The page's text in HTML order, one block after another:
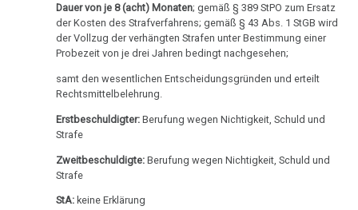
Dauer von je 8 (acht) Monaten; gemäß § 389 StPO zum Ersatz
der Kosten des Strafverfahrens; gemäß § 43 Abs. 1 StGB wird
der Vollzug der verhängten Strafen unter Bestimmung einer
Probezeit von je drei Jahren bedingt nachgesehen;
samt den wesentlichen Entscheidungsgründen und erteilt
Rechtsmittelbelehrung.
Erstbeschuldigter: Berufung wegen Nichtigkeit, Schuld und
Strafe
Zweitbeschuldigte: Berufung wegen Nichtigkeit, Schuld und
Strafe
StA: keine Erklärung